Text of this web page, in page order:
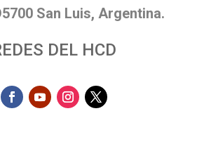
San Luis, Argentina.
DEL HCD